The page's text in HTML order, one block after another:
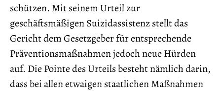
schützen. Mit seinem Urteil zur
geschäftsmäßigen Suizidassistenz stellt das
Gericht dem Gesetzgeber für entsprechende
Präventionsmaßnahmen jedoch neue Hürden
auf. Die Pointe des Urteils besteht nämlich darin,
dass bei allen etwaigen staatlichen Maßnahmen